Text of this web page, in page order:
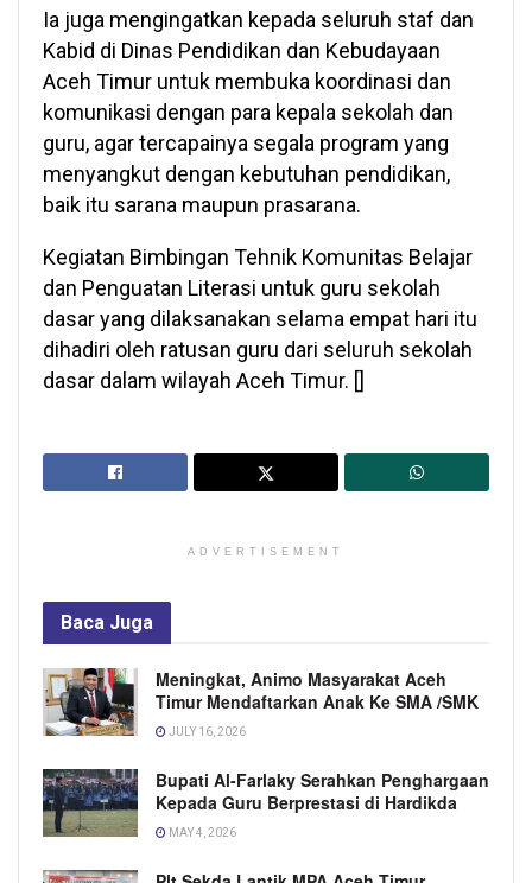
Ia juga mengingatkan kepada seluruh staf dan
Kabid di Dinas Pendidikan dan Kebudayaan
Aceh Timur untuk membuka koordinasi dan
komunikasi dengan para kepala sekolah dan
guru, agar tercapainya segala program yang
menyangkut dengan kebutuhan pendidikan,
baik itu sarana maupun prasarana.
Kegiatan Bimbingan Tehnik Komunitas Belajar
dan Penguatan Literasi untuk guru sekolah
dasar yang dilaksanakan selama empat hari itu
dihadiri oleh ratusan guru dari seluruh sekolah
dasar dalam wilayah Aceh Timur. []
ADVERTISEMENT
Baca Juga
Meningkat, Animo Masyarakat Aceh
Timur Mendaftarkan Anak Ke SMA /SMK
JULY 16, 2026
Bupati Al-Farlaky Serahkan Penghargaan
Kepada Guru Berprestasi di Hardikda
MAY 4, 2026